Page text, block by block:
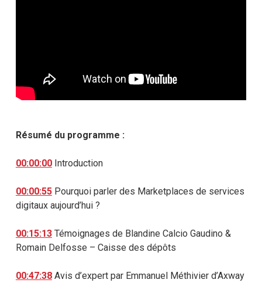
Résumé du programme :
00:00:00Introduction
00:00:55Pourquoi parler des Marketplaces de services
digitaux aujourd’hui ?
00:15:13Témoignages de Blandine Calcio Gaudino &
Romain Delfosse – Caisse des dépôts
00:47:38Avis d’expert par Emmanuel Méthivier d’Axway